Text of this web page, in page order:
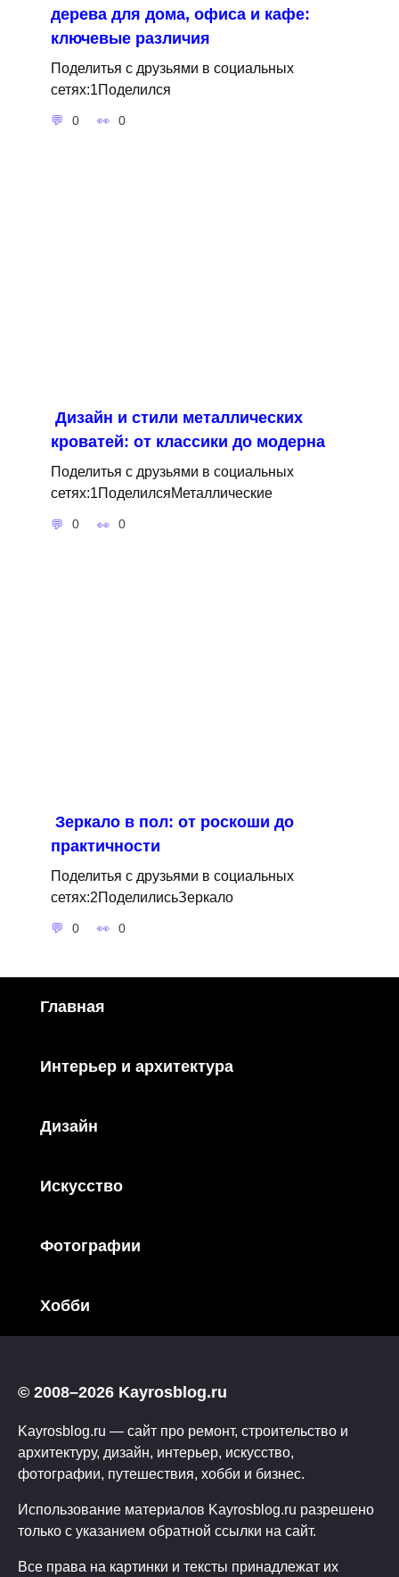
дерева для дома, офиса и кафе:
ключевые различия
Поделитья с друзьями в социальных
сетях:1Поделился
0 0
Дизайн и стили металлических
кроватей: от классики до модерна
Поделитья с друзьями в социальных
сетях:1ПоделилсяМеталлические
0 0
Зеркало в пол: от роскоши до
практичности
Поделитья с друзьями в социальных
сетях:2ПоделилисьЗеркало
0 0
Главная
Интерьер и архитектура
Дизайн
Искусство
Фотографии
Хобби
© 2008–2026 Kayrosblog.ru
Kayrosblog.ru — сайт про ремонт, строительство и
архитектуру, дизайн, интерьер, искусство,
фотографии, путешествия, хобби и бизнес.
Использование материалов Kayrosblog.ru разрешено
только с указанием обратной ссылки на сайт.
Все права на картинки и тексты принадлежат их